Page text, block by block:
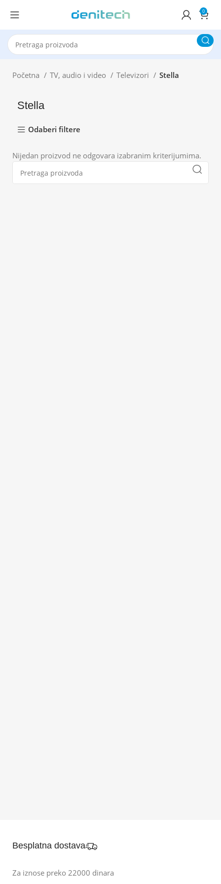
0
Početna TV, audio i video Televizori Stella
Stella
Odaberi filtere
Nijedan proizvod ne odgovara izabranim kriterijumima.
Besplatna dostava
Za iznose preko 22000 dinara